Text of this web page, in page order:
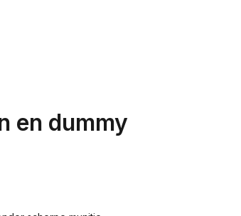
en dummy